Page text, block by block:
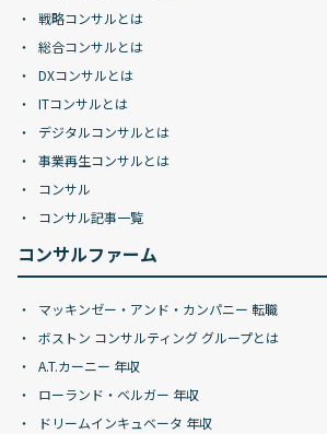
戦略コンサルとは
総合コンサルとは
DXコンサルとは
ITコンサルとは
デジタルコンサルとは
事業再生コンサルとは
コンサル
コンサル記事一覧
コンサルファーム
マッキンゼー・アンド・カンパニー 転職
ボストン コンサルティング グループとは
A.T.カーニー 年収
ローランド・ベルガー 年収
ドリームインキュベータ 年収